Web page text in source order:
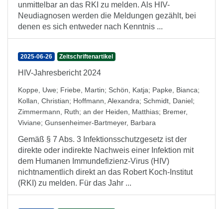
unmittelbar an das RKI zu melden. Als HIV-
Neudiagnosen werden die Meldungen gezählt, bei
denen es sich entweder nach Kenntnis ...
2025-06-26 Zeitschriftenartikel
HIV-Jahresbericht 2024
Koppe, Uwe; Friebe, Martin; Schön, Katja; Papke, Bianca;
Kollan, Christian; Hoffmann, Alexandra; Schmidt, Daniel;
Zimmermann, Ruth; an der Heiden, Matthias; Bremer,
Viviane; Gunsenheimer-Bartmeyer, Barbara
Gemäß § 7 Abs. 3 Infektionsschutzgesetz ist der
direkte oder indirekte Nachweis einer Infektion mit
dem Humanen Immundefizienz-Virus (HIV)
nichtnamentlich direkt an das Robert Koch-Institut
(RKI) zu melden. Für das Jahr ...